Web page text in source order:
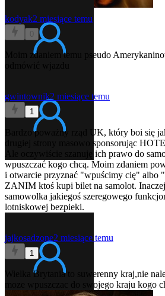
kodyak2 miesiące temu
0
Moim zdaniem temu pseudo
gwintownik2 miesiące temu
1
Bardzo poważny rząd UK, który boi się
drugiej strony masowo sponsorując
Ale oczywiście szanuję ich prawo do
wpuszczać kogo chcą. Moim zdaniem
i otwarcie przyznać "wpuścimy cię" albo
ZANIM ktoś kupi bilet na samolot.
samowolka jakiegoś szeregowego
lotniskowej bezpieki.
jajkosadzone2 miesiące temu
1
Wielka Brytania to suwerenny kraj,nie
moze wpuszczac do swojego kraju kogo